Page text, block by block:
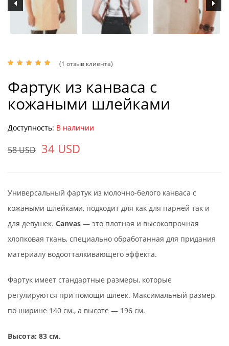
(1 отзыв клиента)
Фартук из канваса с
кожаными шлейками
Доступность: В наличии
58USD 34 USD
Универсальный фартук из молочно-белого канваса с
кожаными шлейками, подходит для как для парней так и
для девушек. Canvas — это плотная и высокопрочная
хлопковая ткань, специально обработанная для придания
материалу водоотталкивающего эффекта.
Фартук имеет стандартные размеры, которые
регулируются при помощи шлеек. Максимальный размер
по ширине 140 см., а высоте — 196 см.
Высота: 83 см.